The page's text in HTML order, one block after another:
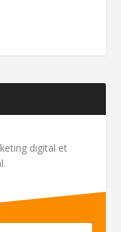
digital et